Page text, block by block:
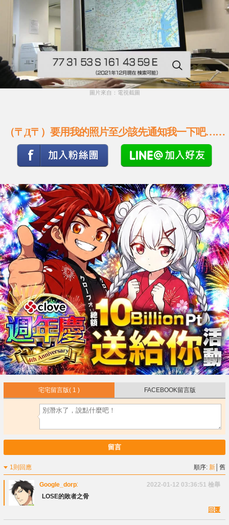
圖片來自：電視截圖
（〒Д〒）要用我的照片至少該先通知我一下吧……
宅宅留言版( 1 ) FACEBOOK留言版
留言
1則回應 順序:新 │舊
Google_dorp1000 2022-01-12 03:36:51 檢舉
LOSE的敗者之骨
回覆